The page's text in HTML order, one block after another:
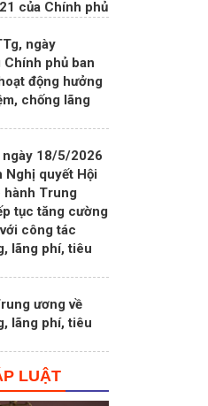
phủ ban
động hưởng
chống lãng
Nghị quyết Hội
Trung
tục tăng cường
công tác
lãng phí, tiêu
lãng phí, tiêu